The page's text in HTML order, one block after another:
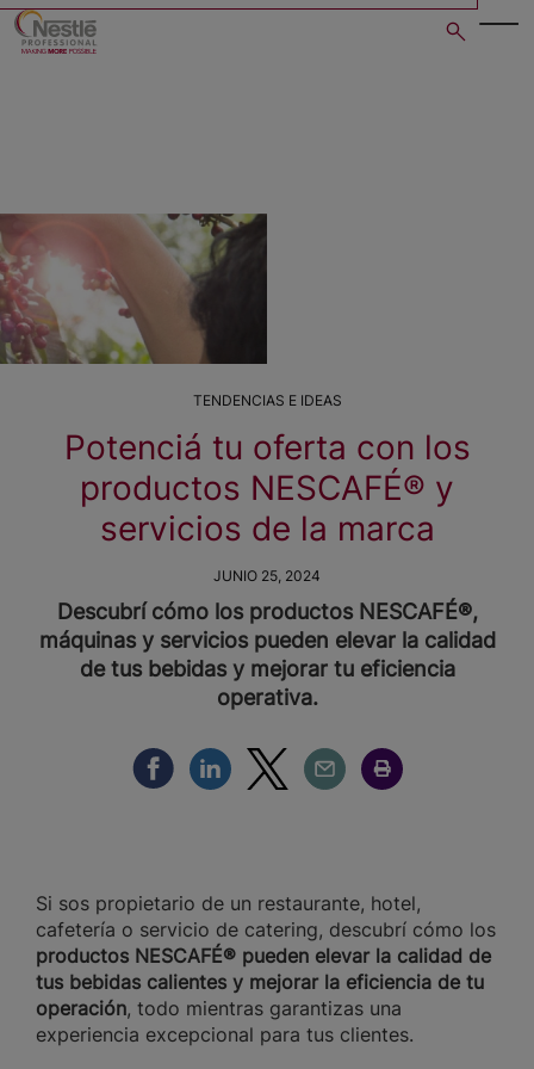
Skip
TENDENCIAS E IDEAS
Potenciá tu oferta con los
productos NESCAFÉ® y
servicios de la marca
JUNIO 25, 2024
Descubrí cómo los productos NESCAFÉ®,
máquinas y servicios pueden elevar la calidad
de tus bebidas y mejorar tu eficiencia
operativa.
Compartir Facebook
Compartir Linkedin
Compartir Twitter
Compartir Email
Compartir Imprimir
Si sos propietario de un restaurante, hotel,
cafetería o servicio de catering, descubrí cómo los
productos NESCAFÉ® pueden elevar la calidad de
tus bebidas calientes y mejorar la eficiencia de tu
operación, todo mientras garantizas una
experiencia excepcional para tus clientes.